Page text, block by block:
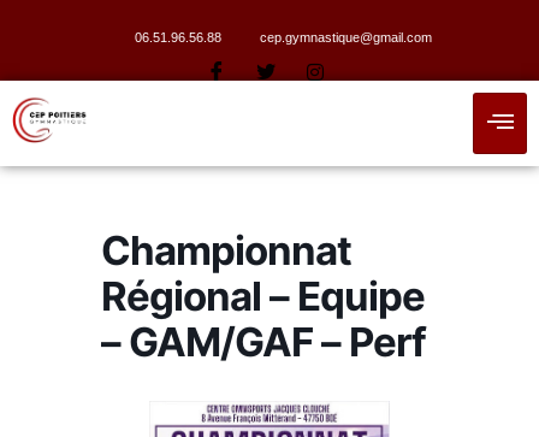
06.51.96.56.88 cep.gymnastique@gmail.com
Championnat
Régional – Equipe
– GAM/GAF – Perf